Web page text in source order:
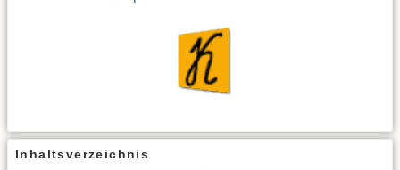
Inhaltsverzeichnis